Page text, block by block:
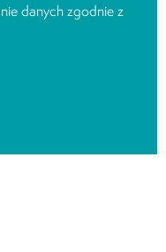
danych zgodnie z